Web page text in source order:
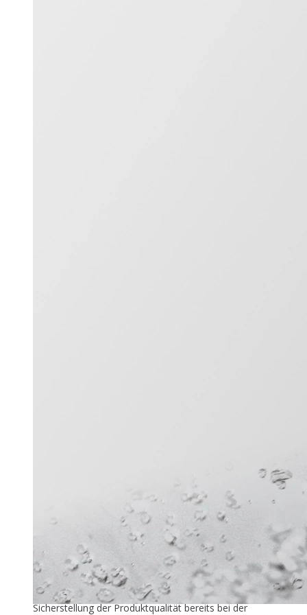
Zuver­läs­si­ge Füllstandmessung
26. Mai 2026
In der industriellen Speiseeisproduktion beginnt die
Sicherstellung der Produktqualität bereits bei der